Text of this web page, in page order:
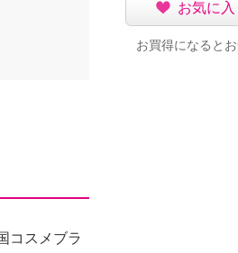
コスメブラ
お気に
お買得になると